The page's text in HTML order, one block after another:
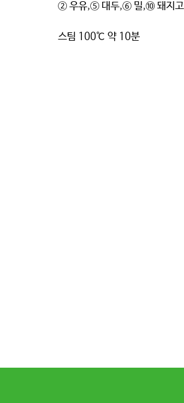
② 우유,⑤ 대두,⑥ 밀,⑩ 돼지고
스팀 100℃ 약 10분